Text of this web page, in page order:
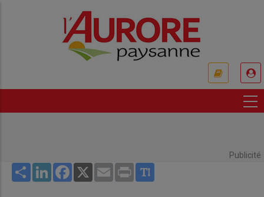
Publicité
Share LinkedInFacebook
X Email Print